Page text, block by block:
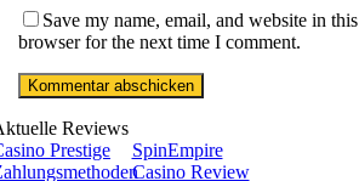
Save my name, email, and website in this
browser for the next time I comment.
Reviews
Prestige
SpinEmpire
Casino Review